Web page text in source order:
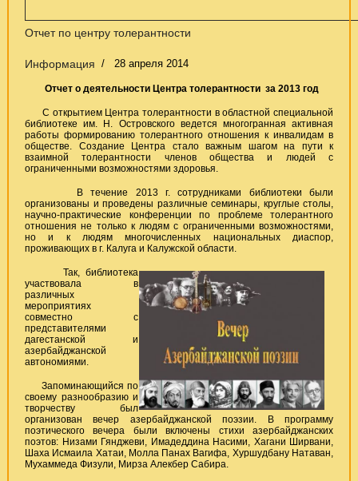
Отчет по центру толерантности
Информация 28 апреля 2014
Отчет о деятельности Центра толерантности за 2013 год
С открытием Центра толерантности в областной специальной
библиотеке им. Н. Островского ведется многогранная активная
работы формированию толерантного отношения к инвалидам в
обществе. Создание Центра стало важным шагом на пути к
взаимной толерантности членов общества и людей с
ограниченными возможностями здоровья.
В течение 2013 г. сотрудниками библиотеки были
организованы и проведены различные семинары, круглые столы,
научно-практические конференции по проблеме толерантного
отношения не только к людям с ограниченными возможностями,
но и к людям многочисленных национальных диаспор,
проживающих в г. Калуга и Калужской области.
Так, библиотека
участвовала в
различных
мероприятиях
совместно с
представителями
дагестанской и
азербайджанской
автономиями.
Запоминающийся по
своему разнообразию и
творчеству был
организован вечер азербайджанской поэзии. В программу
поэтического вечера были включены стихи азербайджанских
поэтов: Низами Гянджеви, Имадеддина Насими, Хагани Ширвани,
Шаха Исмаила Хатаи, Молла Панах Вагифа, Хуршудбану Натаван,
Мухаммеда Физули, Мирза Алекбер Сабира.